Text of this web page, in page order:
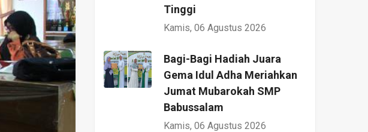
Tinggi
Kamis, 06 Agustus 2026
Bagi-Bagi Hadiah Juara
Gema Idul Adha Meriahkan
Jumat Mubarokah SMP
Babussalam
Kamis, 06 Agustus 2026